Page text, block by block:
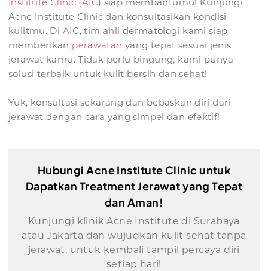
Institute Clinic (AIC) siap membantumu! Kunjungi
Acne Institute Clinic dan konsultasikan kondisi
kulitmu. Di AIC, tim ahli dermatologi kami siap
memberikan perawatan yang tepat sesuai jenis
jerawat kamu. Tidak perlu bingung, kami punya
solusi terbaik untuk kulit bersih dan sehat!
Yuk, konsultasi sekarang dan bebaskan diri dari
jerawat dengan cara yang simpel dan efektif!
Hubungi Acne Institute Clinic untuk
Dapatkan Treatment Jerawat yang Tepat
dan Aman!
Kunjungi klinik Acne Institute di Surabaya
atau Jakarta dan wujudkan kulit sehat tanpa
jerawat, untuk kembali tampil percaya diri
setiap hari!